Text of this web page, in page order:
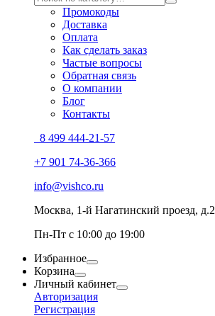
Промокоды
Доставка
Оплата
Как сделать заказ
Частые вопросы
Обратная связь
О компании
Блог
Контакты
8 499 444-21-57
+7 901 74-36-366
info@vishco.ru
Москва, 1-й Нагатинский проезд, д.2
Пн-Пт с 10:00 до 19:00
Избранное
Корзина
Личный кабинет
Авторизация
Регистрация